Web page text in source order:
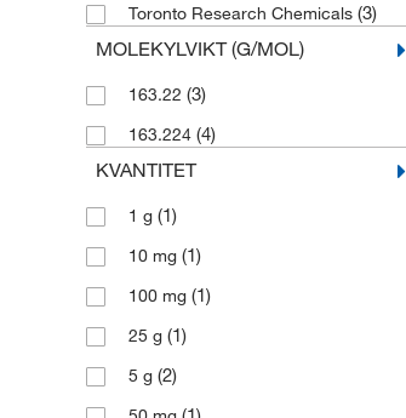
Toronto Research Chemicals (3)
MOLEKYLVIKT (G/MOL)
163.22 (3)
163.224 (4)
KVANTITET
1 g (1)
10 mg (1)
100 mg (1)
25 g (1)
5 g (2)